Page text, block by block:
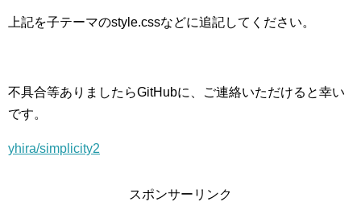
上記を子テーマのstyle.cssなどに追記してください。
不具合等ありましたらGitHubに、ご連絡いただけると幸い
です。
yhira/simplicity2
スポンサーリンク